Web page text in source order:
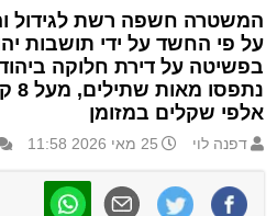
המשטרה חשפה רשת לגידול
בפשיטה על דירת חלוקה
אלפי שקלים במזומן
דפנה לוי 25 מאי 2026 11:58